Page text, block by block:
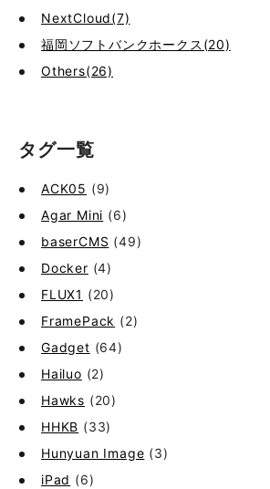
NextCloud(7)
福岡ソフトバンクホークス(20)
Others(26)
タグ一覧
ACK05 (9)
Agar Mini (6)
baserCMS (49)
Docker (4)
FLUX1 (20)
FramePack (2)
Gadget (64)
Hailuo (2)
Hawks (20)
HHKB (33)
Hunyuan Image (3)
iPad (6)